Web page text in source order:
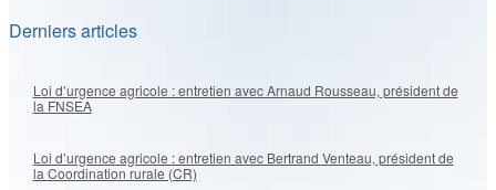
Derniers articles
Loi d’urgence agricole : entretien avec Arnaud Rousseau, président de
la FNSEA
Loi d’urgence agricole : entretien avec Bertrand Venteau, président de
la Coordination rurale (CR)